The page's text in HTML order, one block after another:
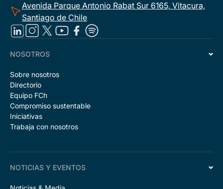
Avenida Parque Antonio Rabat Sur 6165, Vitacura,
Santiago de Chile
NOSOTROS
Sobre nosotros
Directorio
Equipo FCh
Compromiso sustentable
Iniciativas
Trabaja con nosotros
NOTICIAS Y EVENTOS